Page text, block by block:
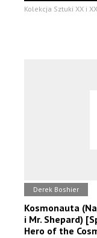
Kolekcja Sztuki XX i
Derek Boshier
Kosmonauta
i Mr. Shepard)
Hero of the